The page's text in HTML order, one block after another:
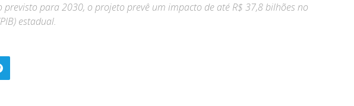
previsto para 2030, o projeto prevê um impacto de até R$ 37,8 bilhões no
estadual.